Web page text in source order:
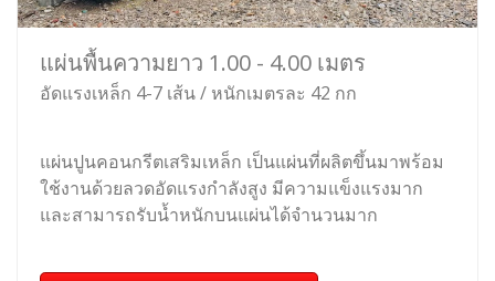
แผ่นพื้นความยาว 1.00 - 4.00 เมตร
อัดแรงเหล็ก 4-7 เส้น / หนักเมตรละ 42 กก
แผ่นปูนคอนกรีตเสริมเหล็ก เป็นแผ่นที่ผลิตขึ้นมาพร้อม
ใช้งานด้วยลวดอัดแรงกำลังสูง มีความแข็งแรงมาก
และสามารถรับน้ำหนักบนแผ่นได้จำนวนมาก